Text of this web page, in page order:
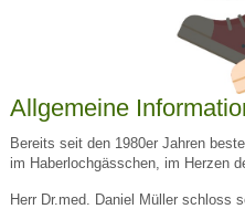
Allgemeine
Bereits seit den 1980er Jahren
im Haberlochgässchen, im Herzen
Herr Dr.med. Daniel Müller schloss